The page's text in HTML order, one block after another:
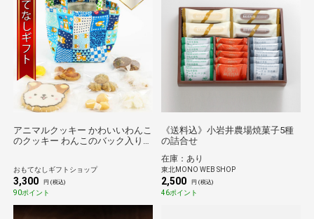
アニマルクッキー かわいいわんこ
のクッキー わんこのバック入り
おもてなしギフトショップ
3,300 円 (税込)
90ポイント
《送料込》小岩井農場焼菓子5種
の詰合せ
在庫：あり
東北MONO WEB SHOP
2,500 円 (税込)
46ポイント